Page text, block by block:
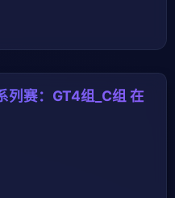
列赛：GT4组_C组 在